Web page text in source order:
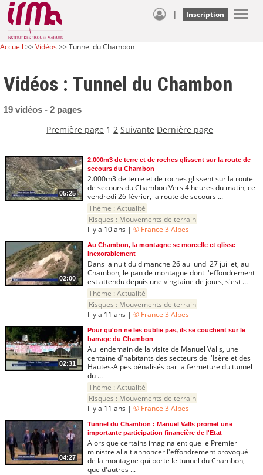
| Inscription
Accueil >>Vidéos>> Tunnel du Chambon
Vidéos : Tunnel du Chambon
19 vidéos - 2 pages
Première page 1 2 Suivante Dernière page
05:25
2.000m3 de terre et de roches glissent sur la route de
secours du Chambon
2.000m3 de terre et de roches glissent sur la route
de secours du Chambon Vers 4 heures du matin, ce
vendredi 26 février, la route de secours ...
Thème : Actualité
Risques : Mouvements de terrain
Il y a 10 ans | © France 3 Alpes
02:00
Au Chambon, la montagne se morcelle et glisse
inexorablement
Dans la nuit du dimanche 26 au lundi 27 juillet, au
Chambon, le pan de montagne dont l'effondrement
est attendu depuis une vingtaine de jours, s'est ...
Thème : Actualité
Risques : Mouvements de terrain
Il y a 11 ans | © France 3 Alpes
02:31
Pour qu'on ne les oublie pas, ils se couchent sur le
barrage du Chambon
Au lendemain de la visite de Manuel Valls, une
centaine d'habitants des secteurs de l'Isère et des
Hautes-Alpes pénalisés par la fermeture du tunnel
du ...
Thème : Actualité
Risques : Mouvements de terrain
Il y a 11 ans | © France 3 Alpes
04:27
Tunnel du Chambon : Manuel Valls promet une
importante participation financière de l'Etat
Alors que certains imaginaient que le Premier
ministre allait annoncer l'effondrement provoqué
de la montagne qui porte le tunnel du Chambon,
que d'autres ...